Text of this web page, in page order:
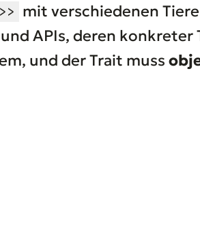
mit verschiedenen
APIs, deren konkreter
und der Trait muss